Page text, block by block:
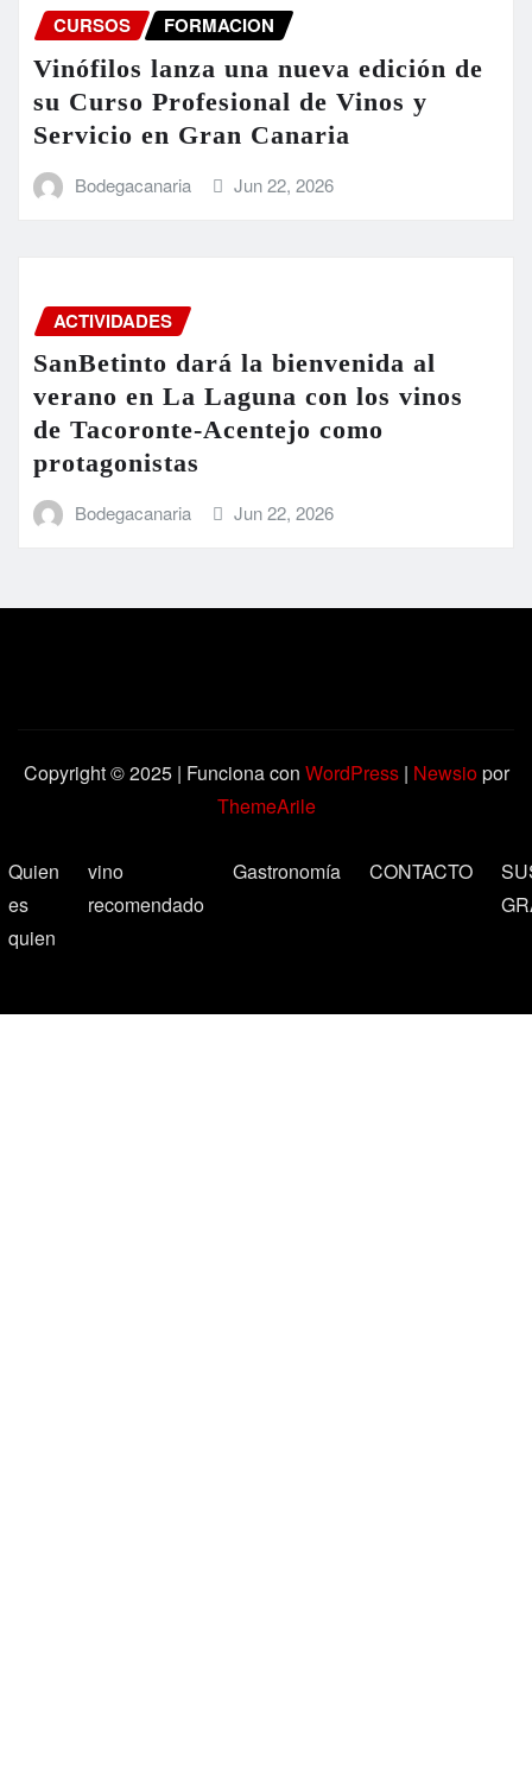
CURSOS FORMACION
Vinófilos lanza una nueva edición de
su Curso Profesional de Vinos y
Servicio en Gran Canaria
Bodegacanaria Jun 22, 2026
ACTIVIDADES
SanBetinto dará la bienvenida al
verano en La Laguna con los vinos
de Tacoronte-Acentejo como
protagonistas
Bodegacanaria Jun 22, 2026
Copyright © 2025 | Funciona con WordPress | Newsiopor
ThemeArile
Quien
es
quien
vino
recomendado
Gastronomía CONTACTO